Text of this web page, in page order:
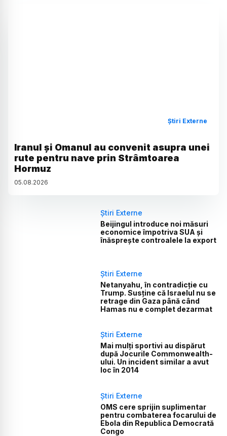
Știri Externe
Iranul și Omanul au convenit asupra unei
rute pentru nave prin Strâmtoarea
Hormuz
05.08.2026
Știri Externe
Beijingul introduce noi măsuri
economice împotriva SUA și
înăsprește controalele la export
Știri Externe
Netanyahu, în contradicție cu
Trump. Susține că Israelul nu se
retrage din Gaza până când
Hamas nu e complet dezarmat
Știri Externe
Mai mulți sportivi au dispărut
după Jocurile Commonwealth-
ului. Un incident similar a avut
loc în 2014
Știri Externe
OMS cere sprijin suplimentar
pentru combaterea focarului de
Ebola din Republica Democrată
Congo